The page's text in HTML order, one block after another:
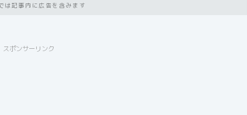
は記事内に広告を含みます
スポンサーリンク